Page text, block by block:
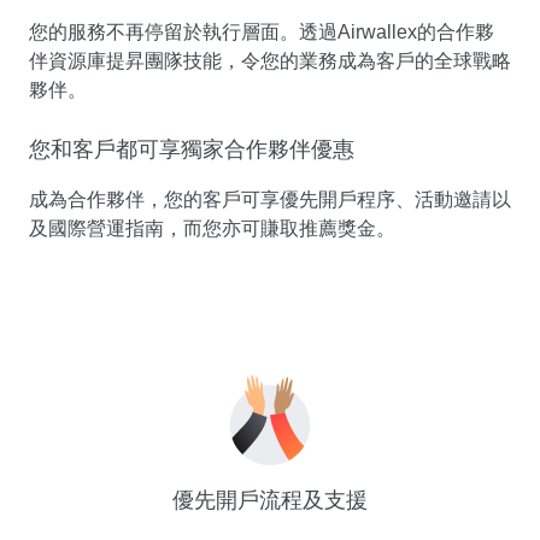
您的服務不再停留於執行層面。透過Airwallex的合作夥
伴資源庫提昇團隊技能，令您的業務成為客戶的全球戰略
夥伴。
您和客戶都可享獨家合作夥伴優惠
成為合作夥伴，您的客戶可享優先開戶程序、活動邀請以
及國際營運指南，而您亦可賺取推薦獎金。
優先開戶流程及支援